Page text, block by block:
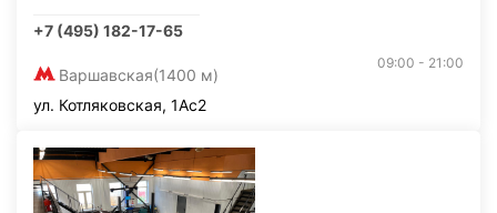
+7 (495) 182-17-65
Варшавская(1400 м)
09:00 - 21:00
ул. Котляковская, 1Ас2